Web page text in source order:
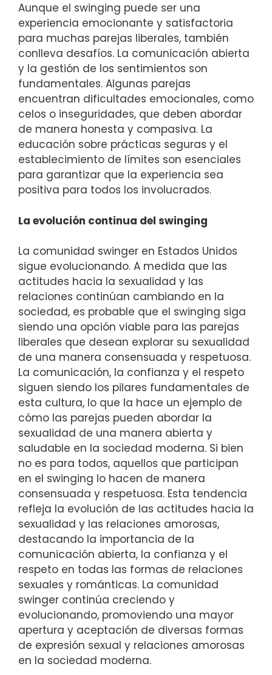
Aunque el swinging puede ser una
experiencia emocionante y satisfactoria
para muchas parejas liberales, también
conlleva desafíos. La comunicación abierta
y la gestión de los sentimientos son
fundamentales. Algunas parejas
encuentran dificultades emocionales, como
celos o inseguridades, que deben abordar
de manera honesta y compasiva. La
educación sobre prácticas seguras y el
establecimiento de límites son esenciales
para garantizar que la experiencia sea
positiva para todos los involucrados.
La evolución continua del swinging
La comunidad swinger en Estados Unidos
sigue evolucionando. A medida que las
actitudes hacia la sexualidad y las
relaciones continúan cambiando en la
sociedad, es probable que el swinging siga
siendo una opción viable para las parejas
liberales que desean explorar su sexualidad
de una manera consensuada y respetuosa.
La comunicación, la confianza y el respeto
siguen siendo los pilares fundamentales de
esta cultura, lo que la hace un ejemplo de
cómo las parejas pueden abordar la
sexualidad de una manera abierta y
saludable en la sociedad moderna. Si bien
no es para todos, aquellos que participan
en el swinging lo hacen de manera
consensuada y respetuosa. Esta tendencia
refleja la evolución de las actitudes hacia la
sexualidad y las relaciones amorosas,
destacando la importancia de la
comunicación abierta, la confianza y el
respeto en todas las formas de relaciones
sexuales y románticas. La comunidad
swinger continúa creciendo y
evolucionando, promoviendo una mayor
apertura y aceptación de diversas formas
de expresión sexual y relaciones amorosas
en la sociedad moderna.